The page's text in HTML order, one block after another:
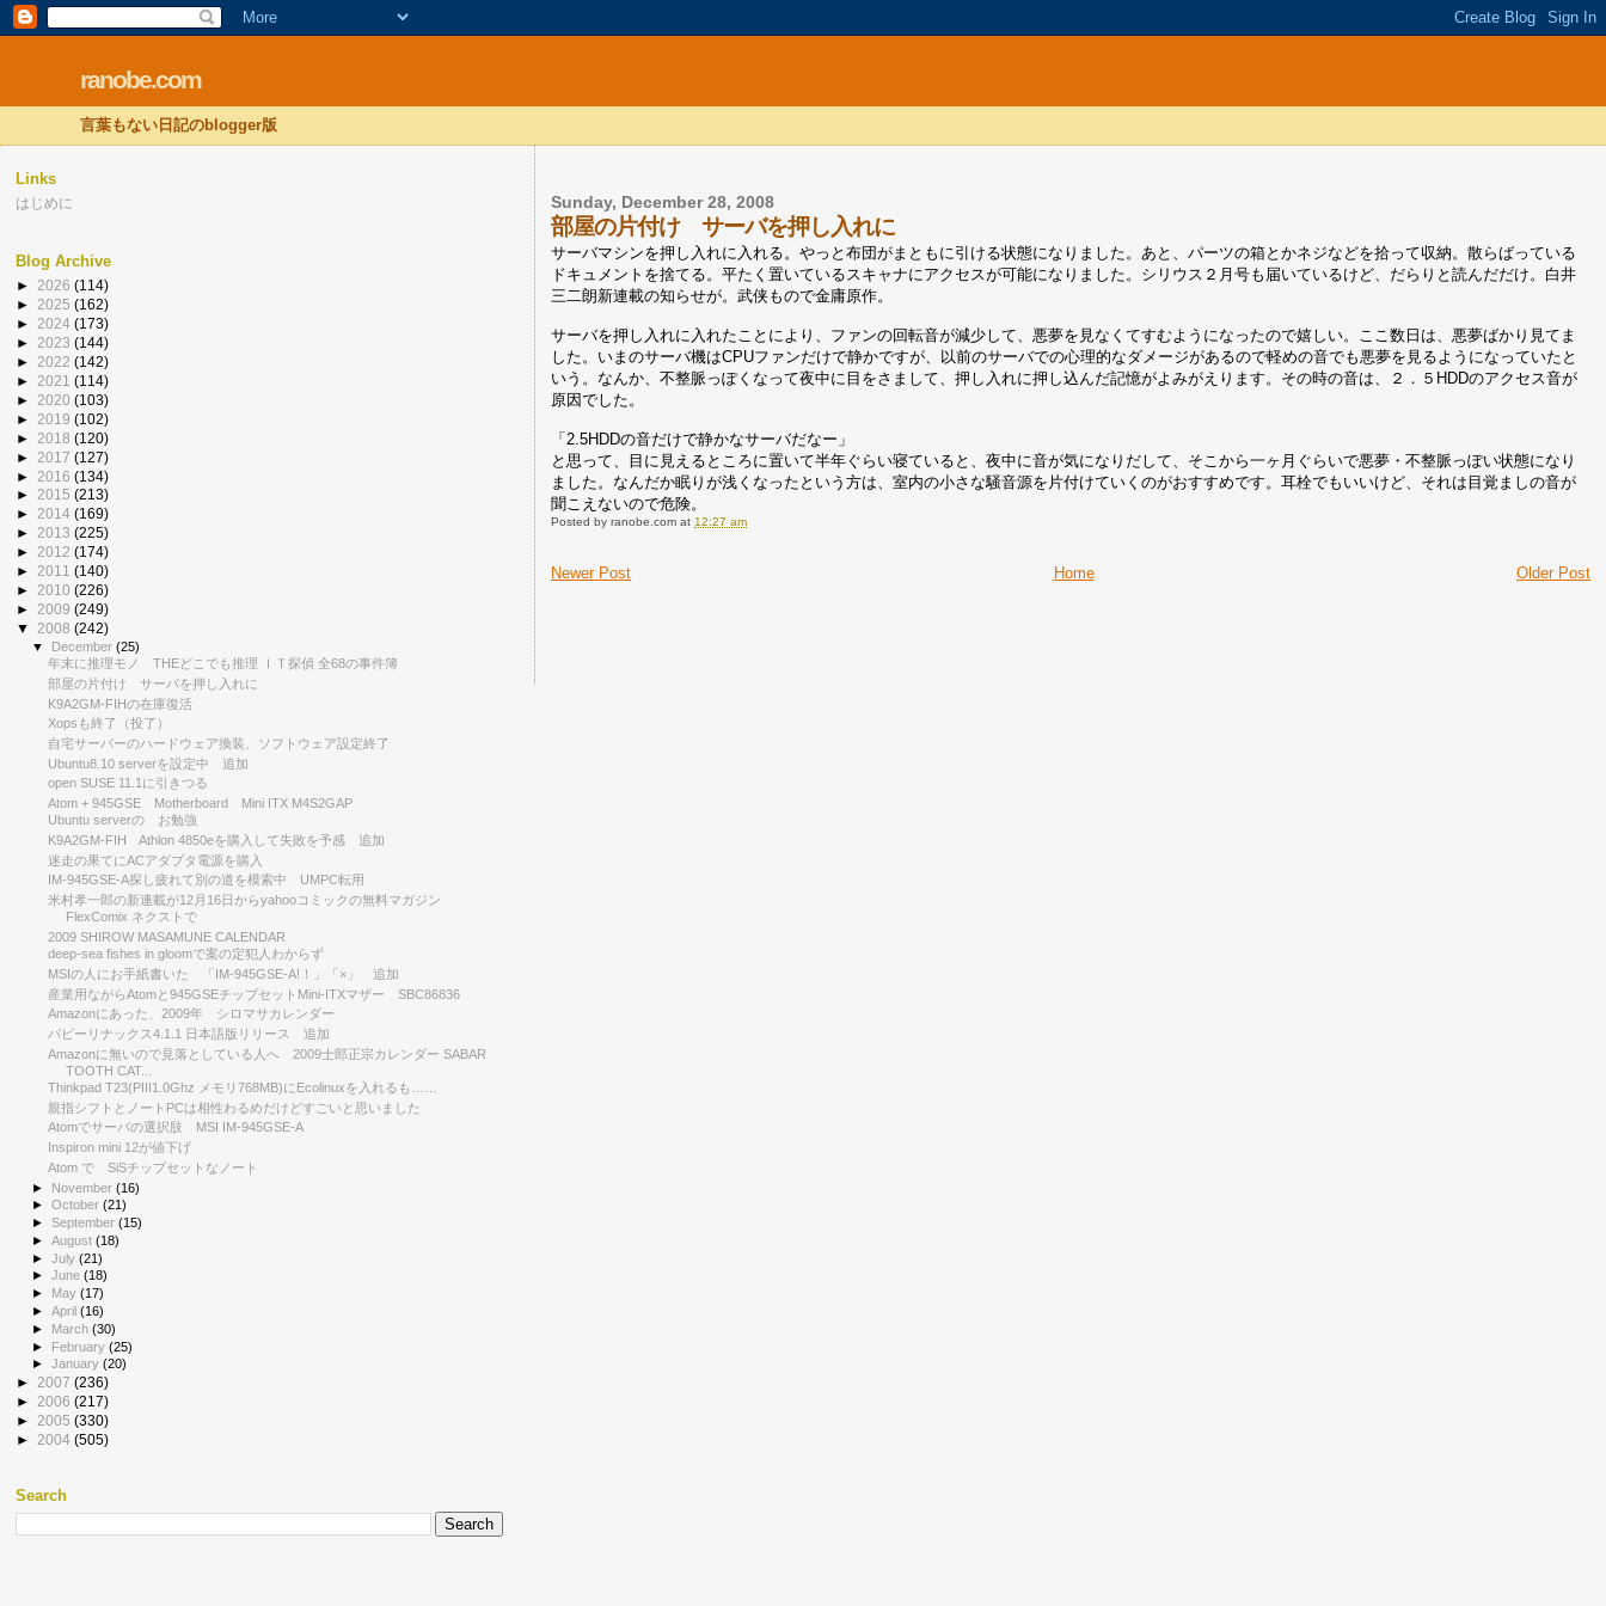
ranobe.com
言葉もない日記のblogger版
Sunday, December 28, 2008
部屋の片付け サーバを押し入れに
サーバマシンを押し入れに入れる。やっと布団がまともに引ける状態になりました。あと、パーツの箱とかネジなどを拾って収納。散らばっている
ドキュメントを捨てる。平たく置いているスキャナにアクセスが可能になりました。シリウス２月号も届いているけど、だらりと読んだだけ。白井
三二朗新連載の知らせが。武侠もので金庸原作。
サーバを押し入れに入れたことにより、ファンの回転音が減少して、悪夢を見なくてすむようになったので嬉しい。ここ数日は、悪夢ばかり見てま
した。いまのサーバ機はCPUファンだけで静かですが、以前のサーバでの心理的なダメージがあるので軽めの音でも悪夢を見るようになっていたと
いう。なんか、不整脈っぽくなって夜中に目をさまして、押し入れに押し込んだ記憶がよみがえります。その時の音は、２．５HDDのアクセス音が
原因でした。
「2.5HDDの音だけで静かなサーバだなー」
と思って、目に見えるところに置いて半年ぐらい寝ていると、夜中に音が気になりだして、そこから一ヶ月ぐらいで悪夢・不整脈っぽい状態になり
ました。なんだか眠りが浅くなったという方は、室内の小さな騒音源を片付けていくのがおすすめです。耳栓でもいいけど、それは目覚ましの音が
聞こえないので危険。
Posted byranobe.com at 12:27 am
Newer Post Older Post
Home
Links
はじめに
Blog Archive
► 2026 (114)
► 2025 (162)
► 2024 (173)
► 2023 (144)
► 2022 (142)
► 2021 (114)
► 2020 (103)
► 2019 (102)
► 2018 (120)
► 2017 (127)
► 2016 (134)
► 2015 (213)
► 2014 (169)
► 2013 (225)
► 2012 (174)
► 2011 (140)
► 2010 (226)
► 2009 (249)
▼ 2008 (242)
▼ December(25)
年末に推理モノ THEどこでも推理 ＩＴ探偵 全68の事件簿
部屋の片付け サーバを押し入れに
K9A2GM-FIHの在庫復活
Xopsも終了（投了）
自宅サーバーのハードウェア換装、ソフトウェア設定終了
Ubuntu8.10 serverを設定中 追加
open SUSE 11.1に引きつる
Atom + 945GSE Motherboard Mini ITX M4S2GAP
Ubuntu serverの お勉強
K9A2GM-FIH Athlon 4850eを購入して失敗を予感 追加
迷走の果てにACアダプタ電源を購入
IM-945GSE-A探し疲れて別の道を模索中 UMPC転用
米村孝一郎の新連載が12月16日からyahooコミックの無料マガジン
FlexComix ネクストで
2009 SHIROW MASAMUNE CALENDAR
deep-sea fishes in gloomで案の定犯人わからず
MSIの人にお手紙書いた 「IM-945GSE-A!！」「×」 追加
産業用ながらAtomと945GSEチップセットMini-ITXマザー SBC86836
Amazonにあった、2009年 シロマサカレンダー
パピーリナックス4.1.1 日本語版リリース 追加
Amazonに無いので見落としている人へ 2009士郎正宗カレンダー SABAR
TOOTH CAT...
Thinkpad T23(PIII1.0Ghz メモリ768MB)にEcolinuxを入れるも……
親指シフトとノートPCは相性わるめだけどすごいと思いました
Atomでサーバの選択肢 MSI IM-945GSE-A
Inspiron mini 12が値下げ
Atom で SiSチップセットなノート
► November(16)
►October(21)
►September(15)
►August(18)
►July(21)
►June(18)
►
May(17)
►April(16)
► March(30)
► February(25)
►January(20)
► 2007 (236)
► 2006 (217)
► 2005 (330)
► 2004 (505)
Search